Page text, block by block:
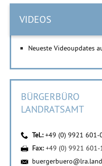
VIDEOS
Neueste Videoupdates
BÜRGERBÜRO
LANDRATSAMT
Tel.:+49 (0) 9921 601-
Fax:+49 (0) 9921 601-